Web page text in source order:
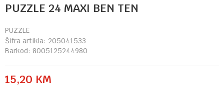
PUZZLE 24 MAXI BEN TEN
PUZZLE
Šifra artikla: 205041533
Barkod: 8005125244980
15,20 KM